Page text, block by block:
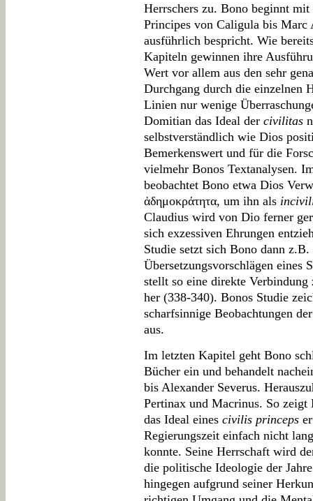
Herrschers zu. Bono beginnt
Principes von Caligula bis Marc
ausführlich bespricht. Wie
Kapiteln gewinnen ihre
Wert vor allem aus den sehr
Durchgang durch die einzelnen
Linien nur wenige
Domitian das Ideal der civilitas
selbstverständlich wie Dios
Bemerkenswert und für die
vielmehr Bonos Textanalysen.
beobachtet Bono etwa Dios
ἀδημοκράτητα, um ihn als
Claudius wird von Dio ferner
sich exzessiven Ehrungen
Studie setzt sich Bono dann
Übersetzungsvorschlägen eines
stellt so eine direkte
her (338-340). Bonos Studie
scharfsinnige Beobachtungen
aus.
Im letzten Kapitel geht Bono
Bücher ein und behandelt
bis Alexander Severus.
Pertinax und Macrinus. So
das Ideal eines civilis princeps
Regierungszeit einfach nicht
konnte. Seine Herrschaft wird
die politische Ideologie der
hingegen aufgrund seiner